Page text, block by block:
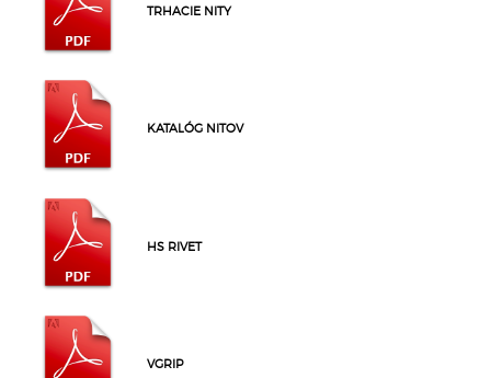
TRHACIE NITY
KATALÓG NITOV
HS RIVET
VGRIP